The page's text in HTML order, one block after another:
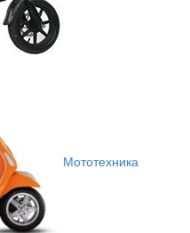
Мототехника